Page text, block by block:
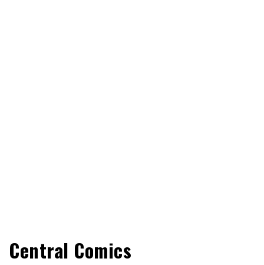
Central Comics